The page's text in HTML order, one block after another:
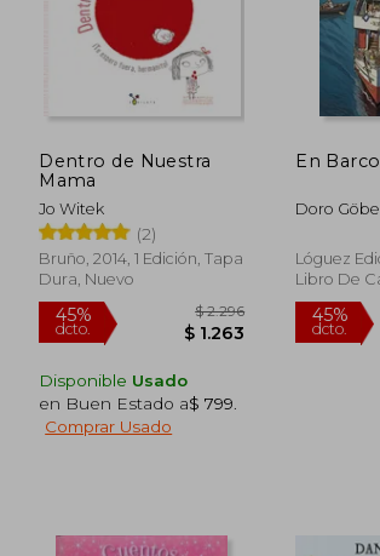
Dentro de Nuestra
Mama
Jo Witek
(2)
Bruño, 2014, 1 Edición, Tapa
Dura, Nuevo
Disponible Usado
en Buen Estado a$ 799
Comprar Usado
En
Doro
Lóguez
Libro De